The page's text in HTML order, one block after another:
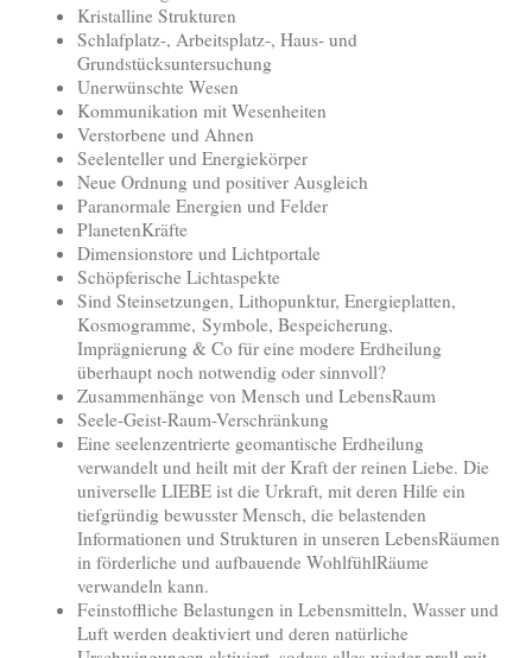
Kristalline Strukturen
Schlafplatz-, Arbeitsplatz-, Haus- und
Grundstücksuntersuchung
Unerwünschte Wesen
Kommunikation mit Wesenheiten
Verstorbene und Ahnen
Seelenteller und Energiekörper
Neue Ordnung und positiver Ausgleich
Paranormale Energien und Felder
PlanetenKräfte
Dimensionstore und Lichtportale
Schöpferische Lichtaspekte
Sind Steinsetzungen, Lithopunktur, Energieplatten,
Kosmogramme, Symbole, Bespeicherung,
Imprägnierung & Co für eine modere Erdheilung
überhaupt noch notwendig oder sinnvoll?
Zusammenhänge von Mensch und LebensRaum
Seele-Geist-Raum-Verschränkung
Eine seelenzentrierte geomantische Erdheilung
verwandelt und heilt mit der Kraft der reinen Liebe. Die
universelle LIEBE ist die Urkraft, mit deren Hilfe ein
tiefgründig bewusster Mensch, die belastenden
Informationen und Strukturen in unseren LebensRäumen
in förderliche und aufbauende WohlfühlRäume
verwandeln kann.
Feinstoffliche Belastungen in Lebensmitteln, Wasser und
Luft werden deaktiviert und deren natürliche